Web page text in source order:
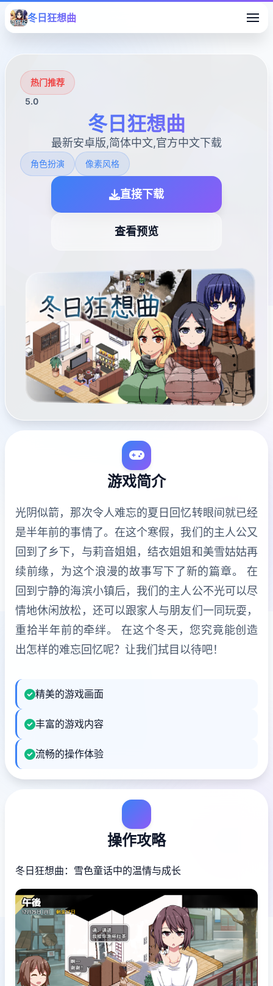
冬日狂想曲
热门推荐
5.0
冬日狂想曲
最新安卓版,简体中文,官方中文下载
角色扮演 像素风格
直接下载
查看预览
游戏简介
光阴似箭，那次令人难忘的夏日回忆转眼间就已经
是半年前的事情了。在这个寒假，我们的主人公又
回到了乡下，与莉音姐姐，结衣姐姐和美雪姑姑再
续前缘，为这个浪漫的故事写下了新的篇章。 在
回到宁静的海滨小镇后，我们的主人公不光可以尽
情地休闲放松，还可以跟家人与朋友们一同玩耍，
重拾半年前的牵绊。 在这个冬天，您究竟能创造
出怎样的难忘回忆呢？让我们拭目以待吧！
精美的游戏画面
丰富的游戏内容
流畅的操作体验
操作攻略
冬日狂想曲：雪色童话中的温情与成长